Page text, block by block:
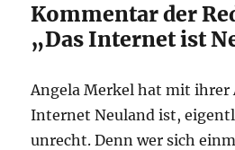
Kommentar der
„Das Internet ist
Angela Merkel hat mit ihrer
Internet Neuland ist,
unrecht. Denn wer sich